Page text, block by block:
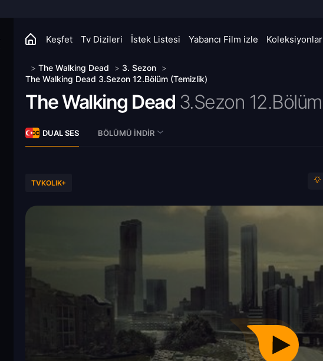
Keşfet Tv Dizileri İstek Listesi Yabancı Film izle Koleksiyonlar
> The Walking Dead > 3. Sezon >
The Walking Dead 3.Sezon 12.Bölüm (Temizlik)
The Walking Dead 3.Sezon 12.Bölüm
DUAL SES BÖLÜMÜ İNDIR
TVKOLIK+